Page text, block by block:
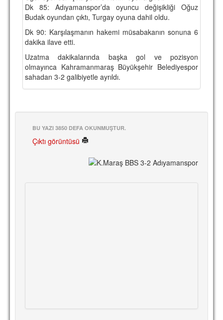
Dk 85: Adıyamanspor’da oyuncu değişikliği Oğuz
Budak oyundan çıktı, Turgay oyuna dahil oldu.
Dk 90: Karşılaşmanın hakemi müsabakanın sonuna 6
dakika ilave etti.
Uzatma dakikalarında başka gol ve pozisyon
olmayınca Kahramanmaraş Büyükşehir Belediyespor
sahadan 3-2 galibiyetle ayrıldı.
BU YAZI 3850 DEFA OKUNMUŞTUR.
Çıktı görüntüsü